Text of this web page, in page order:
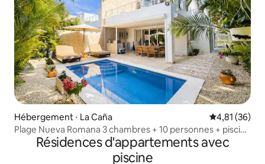
Hébergement ⋅ La Caña Évaluation
4,81 (36)
Plage Nueva Romana 3 chambres + 10 personnes + piscine
+ golf + tennis + plage
Résidences d'appartements avec
piscine